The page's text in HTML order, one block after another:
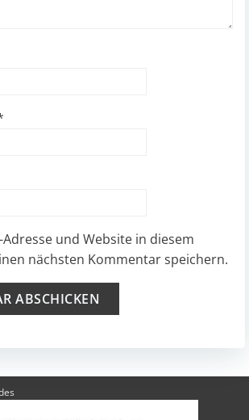
Adresse und Website in diesem
nächsten Kommentar speichern.